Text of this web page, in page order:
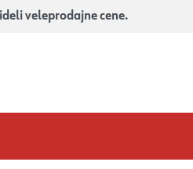
veleprodajne cene.